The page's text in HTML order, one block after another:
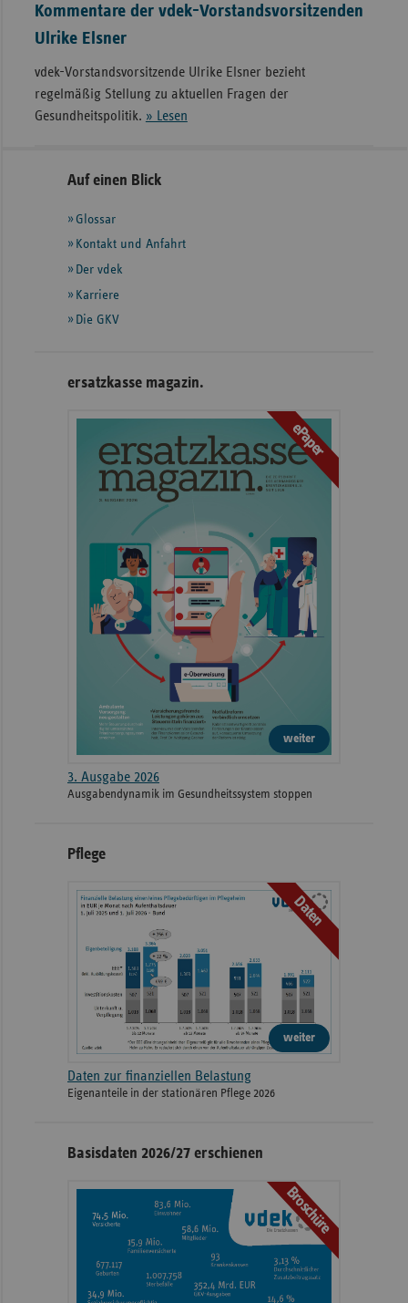
Kommentare der vdek-Vorstandsvorsitzenden
Ulrike Elsner
vdek-Vorstandsvorsitzende Ulrike Elsner bezieht
regelmäßig Stellung zu aktuellen Fragen der
Gesundheitspolitik. » Lesen
Seitennavigation
Seitenleiste
weiteren
Informationen
Auf einen Blick
Glossar
Kontakt und Anfahrt
Der vdek
Karriere
Die GKV
ersatzkasse magazin.
ePaper
weiter
3. Ausgabe 2026
Ausgabendynamik im Gesundheitssystem stoppen
Pflege
Daten
weiter
Daten zur finanziellen Belastung
Eigenanteile in der stationären Pflege 2026
Basisdaten 2026/27 erschienen
Broschüre